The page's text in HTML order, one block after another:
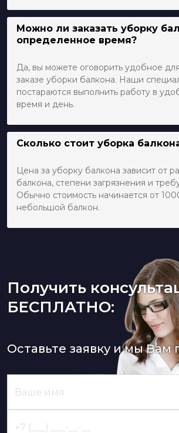
Можно ли заказать уборку
определенное время?
Да, вы можете оговорить удобное
заказе уборки балкона. Наши
постараются выполнить работу в
время и день.
Сколько стоит уборка
Цена за уборку балкона зависит от
балкона, степени загрязнения и
Обычно стоимость начинается от
небольшой балкон.
Получить
БЕСПЛАТНО:
Оставьте заявку и мы Вам